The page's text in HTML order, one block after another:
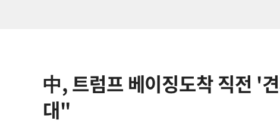
中, 트럼프 베이징도착 직전 '
대"